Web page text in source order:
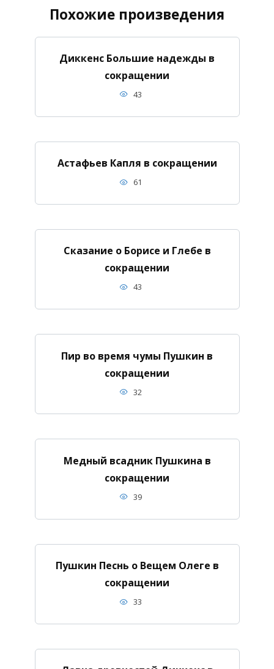
Похожие произведения
Диккенс Большие надежды в
сокращении
43
Астафьев Капля в сокращении
61
Сказание о Борисе и Глебе в
сокращении
43
Пир во время чумы Пушкин в
сокращении
32
Медный всадник Пушкина в
сокращении
39
Пушкин Песнь о Вещем Олеге в
сокращении
33